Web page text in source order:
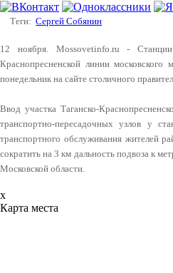
Теги: Сергей Собянин
12 ноября. Mossovetinfo.ru -
Краснопресненской линии
понедельник на сайте столичного
Ввод участка Таганско-
транспортно-пересадочных узлов у
транспортного обслуживания жителей
сократить на 3 км дальность подвоза к
Московской области.
x
Карта места